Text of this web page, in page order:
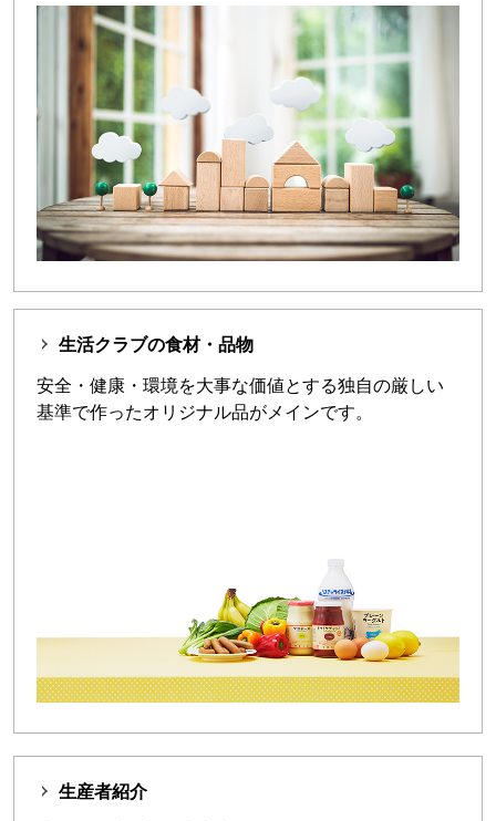
生活クラブの食材・品物
安全・健康・環境を大事な価値とする独自の厳しい
基準で作ったオリジナル品がメインです。
生産者紹介